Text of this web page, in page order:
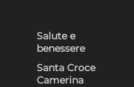
Salute e
benessere
Santa Croce
Camerina